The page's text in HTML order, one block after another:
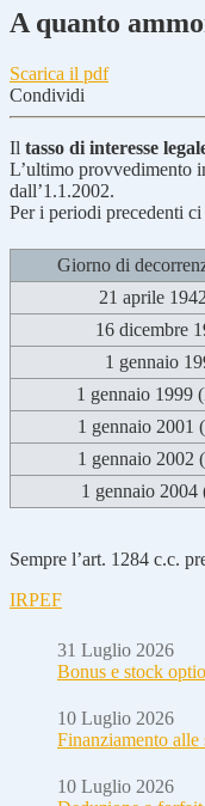
A quanto
Scarica il pdf
Condividi
Il tasso di interesse
L’ultimo provvedimento
dall’1.1.2002.
Per i periodi precedenti
Giorno di
21 aprile
16 dicembre
1 gennaio
1 gennaio 1999
1 gennaio 2001
1 gennaio 2002
1 gennaio
Sempre l’art. 1284 c.c.
IRPEF
31 Luglio 2026
Bonus e stock
10 Luglio 2026
Finanziamento
10 Luglio 2026